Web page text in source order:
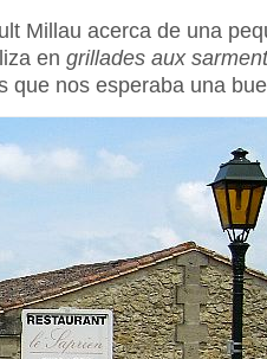
Millau acerca de una
en grillades aux
que nos esperaba una